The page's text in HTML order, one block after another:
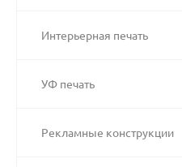
Интерьерная печать
УФ печать
Рекламные конструкции